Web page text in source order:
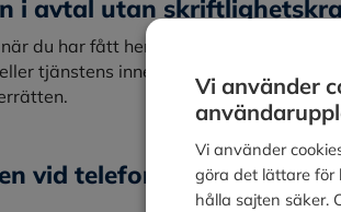
i avtal utan
du har fått hem information om
tjänstens innehåll, om det företag du
vid telefonförsäljning –
Vi använder
Vi använder
göra det lättare för
hålla sajten säker.